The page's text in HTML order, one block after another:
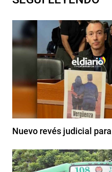
Nuevo revés judicial